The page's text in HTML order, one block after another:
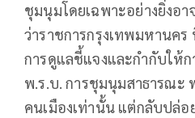
ชุมนุมโดยเฉพาะ​อย่า​งยิ่งอ
ว่าราชการ​กรุงเทพ​มหานคร​
การดูแล​ชี้แจงและกำกับ​ให้
พ.ร.บ. การชุมนุม​สาธารณะ​
คนเมือง​เท่านั้น แต่กลับปล่อ